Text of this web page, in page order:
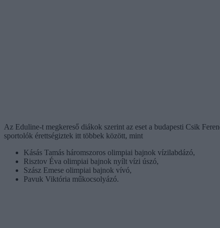
Az Eduline-t megkereső diákok szerint az eset a budapesti Csik
sportolók érettségiztek itt többek között, mint
Kásás Tamás háromszoros olimpiai bajnok vízilabdázó,
Risztov Éva olimpiai bajnok nyílt vízi úszó,
Szász Emese olimpiai bajnok vívó,
Pavuk Viktória műkocsolyázó.